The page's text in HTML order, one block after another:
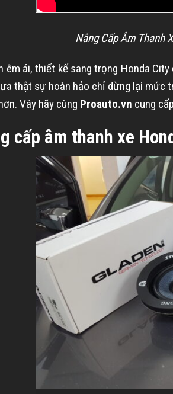
Nâng Cấp Âm Thanh
êm ái, thiết kế sang trọng Honda
thật sự hoàn hảo chỉ dừng lại mức
Vây hãy cùng Proauto.vn cung
cấp âm thanh xe